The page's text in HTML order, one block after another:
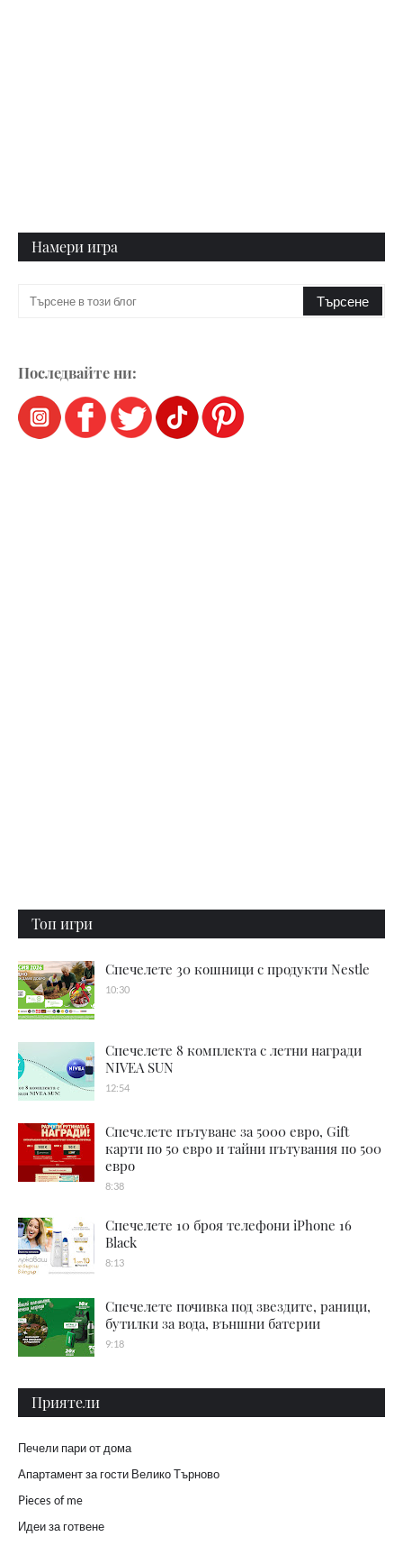
Намери игра
Последвайте ни:
Топ игри
Спечелете 30 кошници с продукти Nestle
10:30
Спечелете 8 комплекта с летни награди
NIVEA SUN
12:54
Спечелете пътуване за 5000 евро, Gift
карти по 50 евро и тайни пътувания по 500
евро
8:38
Спечелете 10 броя телефони iPhone 16
Black
8:13
Спечелете почивка под звездите, раници,
бутилки за вода, външни батерии
9:18
Приятели
Печели пари от дома
Апартамент за гости Велико Търново
Pieces of me
Идеи за готвене